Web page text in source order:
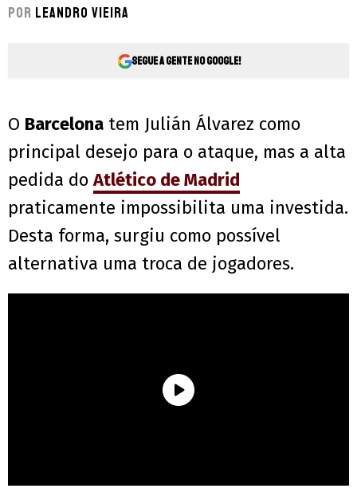
Por Leandro Vieira
Segue a gente no Google!
O Barcelona tem Julián Álvarez como
principal desejo para o ataque, mas a alta
pedida doAtlético de Madrid
praticamente impossibilita uma investida.
Desta forma, surgiu como possível
alternativa uma troca de jogadores.